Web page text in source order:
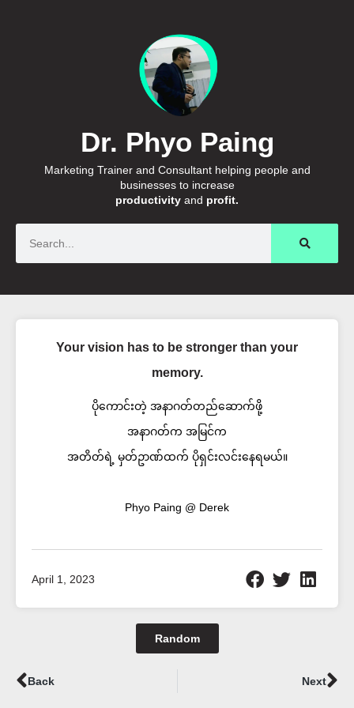
Dr. Phyo Paing
Marketing Trainer and Consultant helping people and
businesses to increase
productivity and profit.
Your vision has to be stronger than your
memory.
ပိုကောင်းတဲ့ အနာဂတ်တည်ဆောက်ဖို့
အနာဂတ်က အမြင်က
အတိတ်ရဲ့ မှတ်ဥာဏ်ထက် ပိုရှင်းလင်းနေရမယ်။
Phyo Paing @ Derek
April 1, 2023
Random
Prev
Back Next